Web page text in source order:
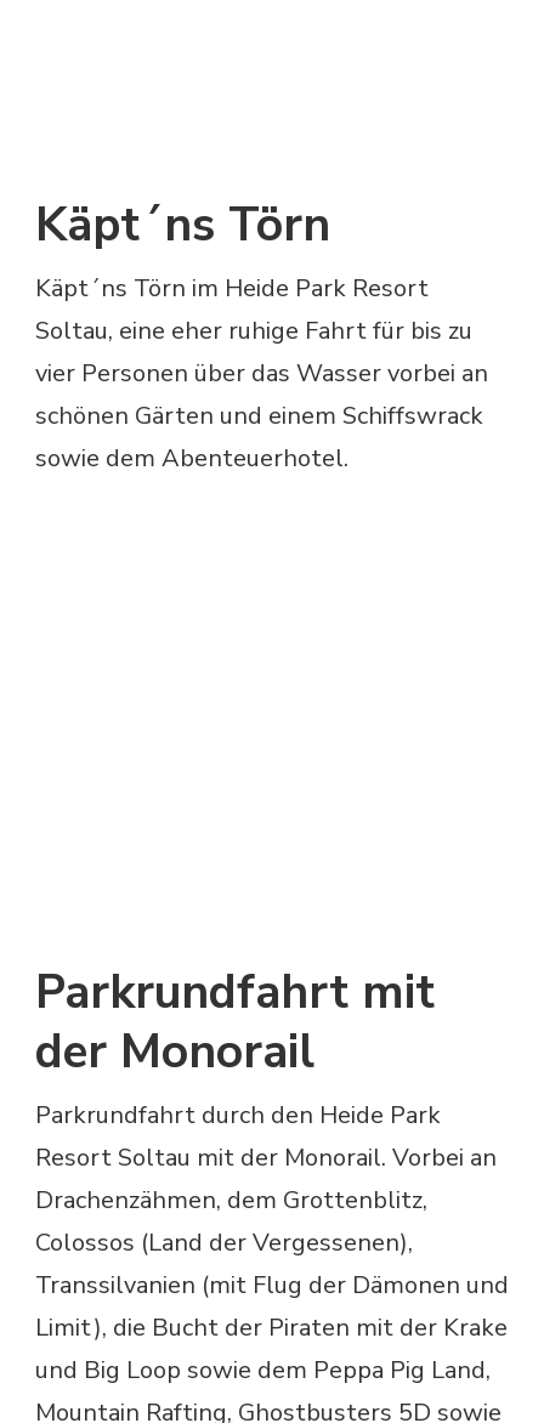
Käpt´ns Törn
Käpt´ns Törn im Heide Park Resort
Soltau, eine eher ruhige Fahrt für bis zu
vier Personen über das Wasser vorbei an
schönen Gärten und einem Schiffswrack
sowie dem Abenteuerhotel.
Parkrundfahrt mit
der Monorail
Parkrundfahrt durch den Heide Park
Resort Soltau mit der Monorail. Vorbei an
Drachenzähmen, dem Grottenblitz,
Colossos (Land der Vergessenen),
Transsilvanien (mit Flug der Dämonen und
Limit), die Bucht der Piraten mit der Krake
und Big Loop sowie dem Peppa Pig Land,
Mountain Rafting, Ghostbusters 5D sowie